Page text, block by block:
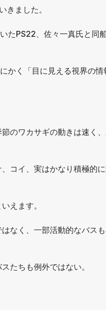
きました。
たPS22、佐々一真氏と同
かく「目に見える視界の
のワカサギの動きは速く
コイ、実はかなり積極的
えます。
なく、一部活動的なバス
たちも例外ではない。